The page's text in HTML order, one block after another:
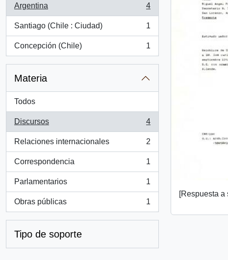
Argentina
, 4 resultados
4
Santiago (Chile : Ciudad)
, 1 resultados
1
Concepción (Chile)
, 1 resultados
1
Materia
Todos
Discursos
, 4 resultados
4
Relaciones internacionales
, 2 resultados
2
Correspondencia
, 1 resultados
1
Parlamentarios
, 1 resultados
1
Obras públicas
, 1 resultados
1
Tipo de soporte
[Respuesta a